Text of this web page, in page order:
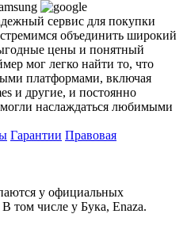
сервис для покупки
объединить широкий
цены и понятный
мог легко найти то, что
платформами, включая
и другие, и постоянно
наслаждаться любимыми
Гарантии Правовая
у официальных
том числе у Бука, Enaza.